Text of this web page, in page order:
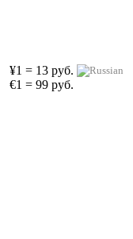
¥1 = 13 руб.
€1 = 99 руб.